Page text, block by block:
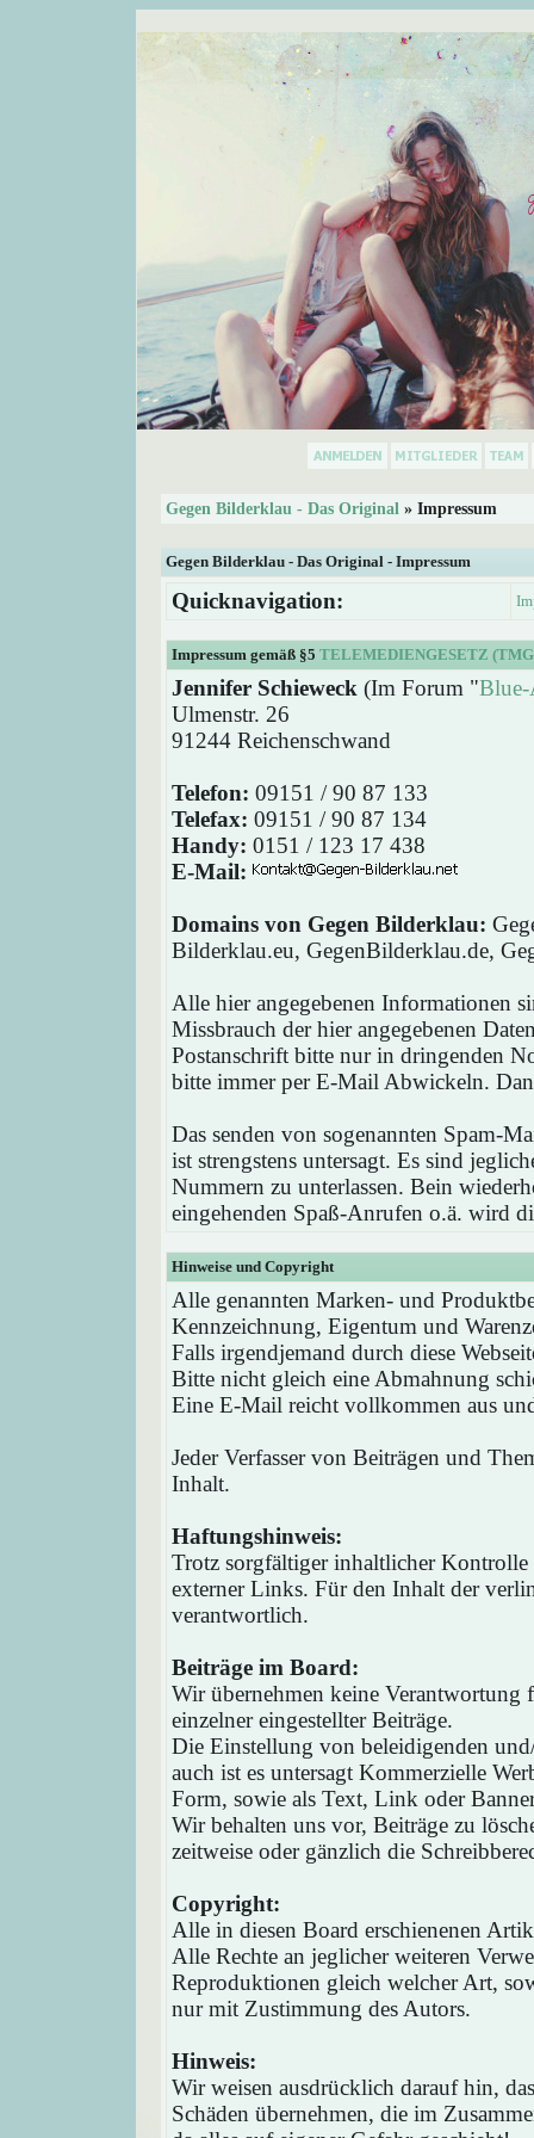
Gegen Bilderklau - Das Original » Impressum
Gegen Bilderklau - Das Original - Impressum
Quicknavigation:
Impressum gemäß §5 TELEMEDIENGESETZ
Jennifer Schieweck (Im Forum "
Ulmenstr. 26
91244 Reichenschwand
Telefon: 09151 / 90 87 133
Telefax: 09151 / 90 87 134
Handy: 0151 / 123 17 438
E-Mail:
Domains von Gegen Bilderklau:
Bilderklau.eu, GegenBilderklau.de,
Alle hier angegebenen Informationen
Missbrauch der hier angegebenen
Postanschrift bitte nur in dringenden
bitte immer per E-Mail Abwickeln.
Das senden von sogenannten Spam-
ist strengstens untersagt. Es sind
Nummern zu unterlassen. Bein
eingehenden Spaß-Anrufen o.ä. wird
Hinweise und Copyright
Alle genannten Marken- und
Kennzeichnung, Eigentum und
Falls irgendjemand durch diese
Bitte nicht gleich eine Abmahnung
Eine E-Mail reicht vollkommen aus
Jeder Verfasser von Beiträgen und
Inhalt.
Haftungshinweis:
Trotz sorgfältiger inhaltlicher
externer Links. Für den Inhalt der
verantwortlich.
Beiträge im Board:
Wir übernehmen keine
einzelner eingestellter Beiträge.
Die Einstellung von beleidigenden
auch ist es untersagt Kommerzielle
Form, sowie als Text, Link oder
Wir behalten uns vor, Beiträge zu
zeitweise oder gänzlich die
Copyright:
Alle in diesen Board erschienenen
Alle Rechte an jeglicher weiteren
Reproduktionen gleich welcher Art,
nur mit Zustimmung des Autors.
Hinweis:
Wir weisen ausdrücklich darauf hin,
Schäden übernehmen, die im